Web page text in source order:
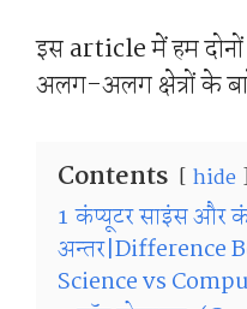
इस article में हम
अलग-अलग क्षेत्रों के
Contents hide
1 कंप्यूटर साइंस और
अन्तर|Difference
Science vs